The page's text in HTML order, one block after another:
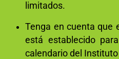
limitados.
Tenga en cuenta que
está establecido
calendario del